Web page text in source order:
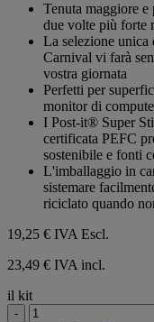
Tenuta maggiore e
due volte più forte
La selezione
Carnival vi farà
vostra giornata
Perfetti per
monitor di
I Post-it® Super
certificata PEFC
sostenibile e fonti
L'imballaggio in
sistemare
riciclato quando
19,25 € IVA Escl.
23,49 € IVA incl.
il kit
-